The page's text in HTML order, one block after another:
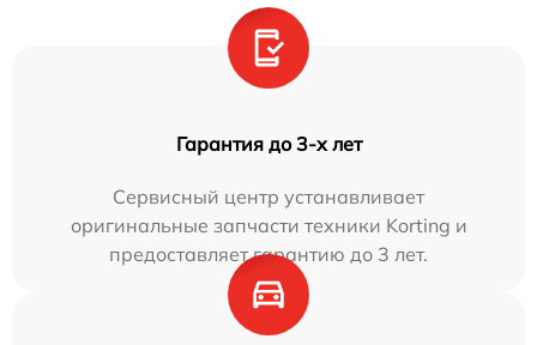
Гарантия до 3-х лет
Сервисный центр устанавливает
оригинальные запчасти техники Korting и
предоставляет гарантию до 3 лет.